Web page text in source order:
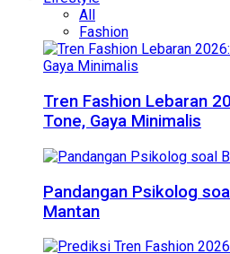
All
Fashion
Tren Fashion Lebaran
Tone, Gaya Minimalis
Pandangan Psikolog
Mantan